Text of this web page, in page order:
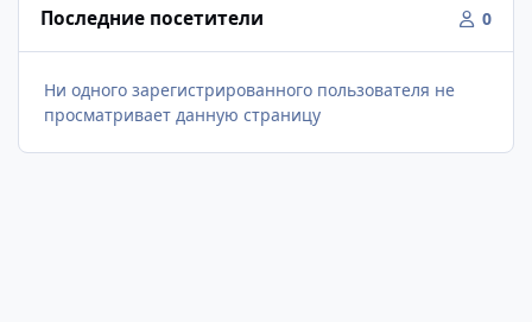
Последние посетители 0
Ни одного зарегистрированного пользователя не
просматривает данную страницу